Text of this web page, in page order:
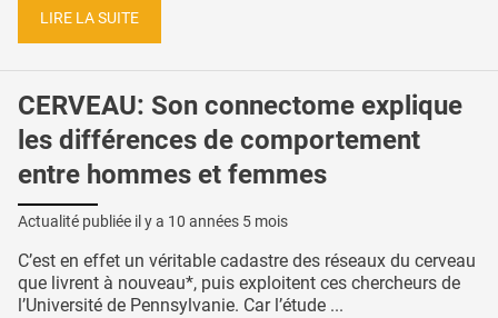
LIRE LA SUITE
CERVEAU: Son connectome explique
les différences de comportement
entre hommes et femmes
Actualité publiée il y a 10 années 5 mois
C’est en effet un véritable cadastre des réseaux du cerveau
que livrent à nouveau*, puis exploitent ces chercheurs de
l’Université de Pennsylvanie. Car l’étude ...